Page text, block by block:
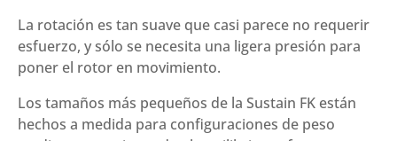
La rotación es tan suave que casi parece no requerir
esfuerzo, y sólo se necesita una ligera presión para
poner el rotor en movimiento.
Los tamaños más pequeños de la Sustain FK están
hechos a medida para configuraciones de peso